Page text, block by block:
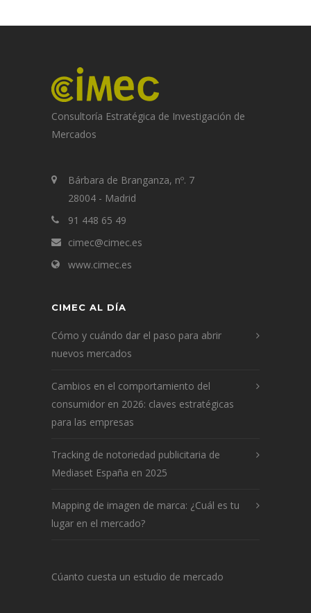
Consultoría Estratégica de Investigación de
Mercados
Bárbara de Branganza, nº. 7
28004 - Madrid
91 448 65 49
cimec@cimec.es
www.cimec.es
CIMEC AL DÍA
Cómo y cuándo dar el paso para abrir
nuevos mercados
Cambios en el comportamiento del
consumidor en 2026: claves estratégicas
para las empresas
Tracking de notoriedad publicitaria de
Mediaset España en 2025
Mapping de imagen de marca: ¿Cuál es tu
lugar en el mercado?
Cúanto cuesta un estudio de mercado